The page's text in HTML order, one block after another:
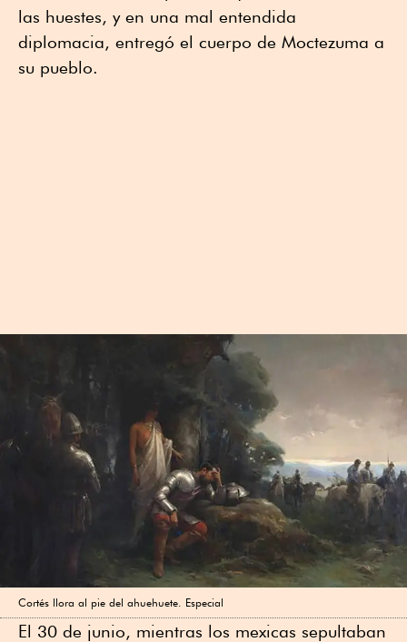
las huestes, y en una mal entendida
diplomacia, entregó el cuerpo de Moctezuma a
su pueblo.
Cortés llora al pie del ahuehuete. Especial
El 30 de junio, mientras los mexicas sepultaban